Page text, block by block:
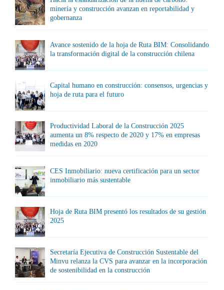
minería y construcción avanzan en reportabilidad y
gobernanza
Avance sostenido de la hoja de Ruta BIM: Consolidando
la transformación digital de la construcción chilena
Capital humano en construcción: consensos, urgencias y
hoja de ruta para el futuro
Productividad Laboral de la Construcción 2025
aumenta un 8% respecto de 2020 y 17% en empresas
medidas en 2020
CES Inmobiliario: nueva certificación para un sector
inmobiliario más sustentable
Hoja de Ruta BIM presentó los resultados de su gestión
2025
Secretaría Ejecutiva de Construcción Sustentable del
Minvu relanza la CVS para avanzar en la incorporación
de sostenibilidad en la construcción